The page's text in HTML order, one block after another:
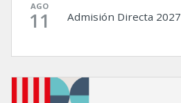
AGO
11 Admisión Directa 2027